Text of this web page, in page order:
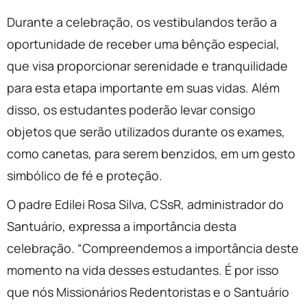
Durante a celebração, os vestibulandos terão a
oportunidade de receber uma bênção especial,
que visa proporcionar serenidade e tranquilidade
para esta etapa importante em suas vidas. Além
disso, os estudantes poderão levar consigo
objetos que serão utilizados durante os exames,
como canetas, para serem benzidos, em um gesto
simbólico de fé e proteção.
O padre Edilei Rosa Silva, CSsR, administrador do
Santuário, expressa a importância desta
celebração. “Compreendemos a importância deste
momento na vida desses estudantes. É por isso
que nós Missionários Redentoristas e o Santuário